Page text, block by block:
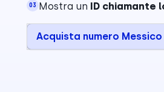
03 Mostra un ID chiamante
Acquista numero Messico